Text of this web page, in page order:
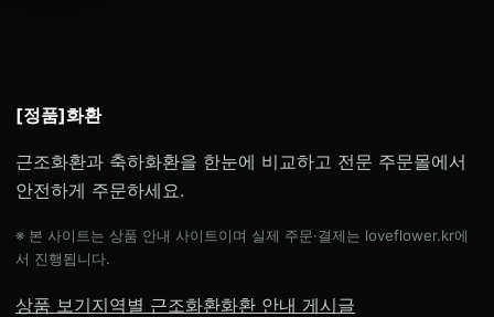
[정품]화환
근조화환과 축하화환을 한눈에 비교하고 전문 주문몰에서
안전하게 주문하세요.
※ 본 사이트는 상품 안내 사이트이며 실제 주문·결제는 loveflower.kr에
서 진행됩니다.
상품 보기지역별 근조화환화환 안내 게시글